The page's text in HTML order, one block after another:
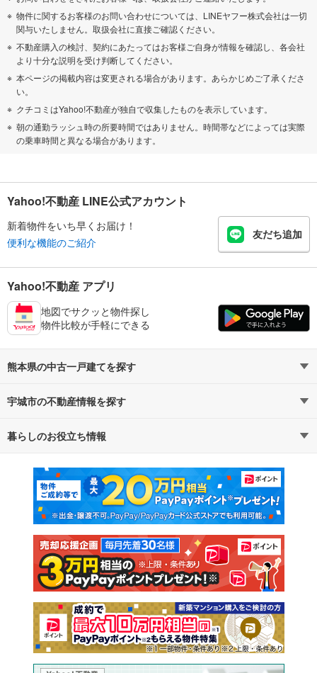
物件に関するお客様のお問い合わせについては、LINEヤフー株式会社は一切
関与いたしません。取扱会社に直接ご確認ください。
不動産購入の検討、契約にあたってはお客様ご自身が情報を確認し、各会社
より十分な説明を受け判断してください。
本ページの掲載内容は変更される場合があります。あらかじめご了承くださ
い。
クチコミはYahoo!不動産が独自で収集したものを表示しています。
朝の通勤ラッシュ時の所要時間ではありません。時間帯などによっては実際
の乗車時間と異なる場合があります。
Yahoo!不動産 LINE公式アカウント
新着物件をいち早くお届け！
便利な機能のご紹介
友だち追加
Yahoo!不動産 アプリ
地図でサクッと物件探し
物件比較が手軽にできる
熊本県の中古一戸建てを探す
路線・駅から探す
通勤・通学時間から探す
宇城市の不動産情報を探す
不動産・住宅
新築マンション 中古マンション
新築一戸建て 中古一戸建て
注文住宅 土地
売却査定
暮らしのお役立ち情報
マンションカタログ 教えて！住まいの先生